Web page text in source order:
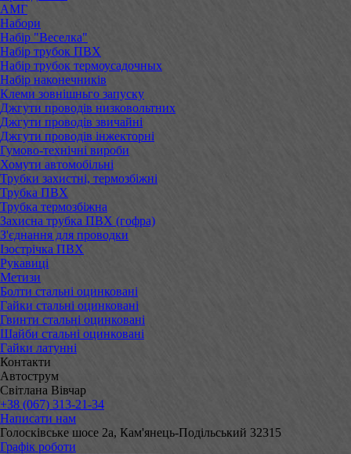
АМГ
Набори
Набір "Веселка"
Набір трубок ПВХ
Набір трубок термоусадочных
Набір наконечників
Клеми зовнішньго запуску
Джгути проводів низковольтних
Джгути проводів звичайні
Джгути проводів інжекторні
Гумово-технічні вироби
Хомути автомобільні
Трубки захистні, термозбіжні
Трубка ПВХ
Трубка термозбіжна
Захисна трубка ПВХ (гофра)
З'єднання для проводки
Ізострічка ПВХ
Рукавиці
Метизи
Болти стальні оцинковані
Гайки стальні оцинковані
Гвинти стальні оцинковані
Шайби стальні оцинковані
Гайки латунні
Контакти
Автострум
Світлана Вівчар
+38 (067) 313-21-34
Написати нам
Голосківське шосе 2а, Кам'янець-Подільський 32315
Графік роботи